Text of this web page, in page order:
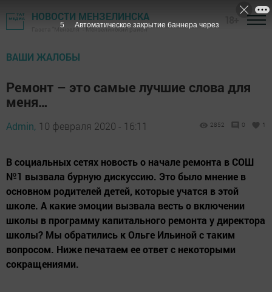
НОВОСТИ МЕНЗЕЛИНСКА
Газета "Мензеля" - Мензелинский район
ВАШИ ЖАЛОБЫ
Ремонт – это самые лучшие слова для
меня…
Admin, 10 февраля 2020 - 16:11 2852 0 1
В социальных сетях новость о начале ремонта в СОШ
№1 вызвала бурную дискуссию. Это было мнение в
основном родителей детей, которые учатся в этой
школе. А какие эмоции вызвала весть о включении
школы в программу капитального ремонта у директора
школы? Мы обратились к Ольге Ильиной с таким
вопросом. Ниже печатаем ее ответ с некоторыми
сокращениями.
4 Автоматическое закрытие баннера через